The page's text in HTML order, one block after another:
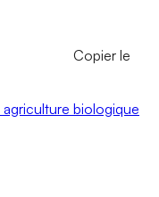
Copier le
agriculture biologique